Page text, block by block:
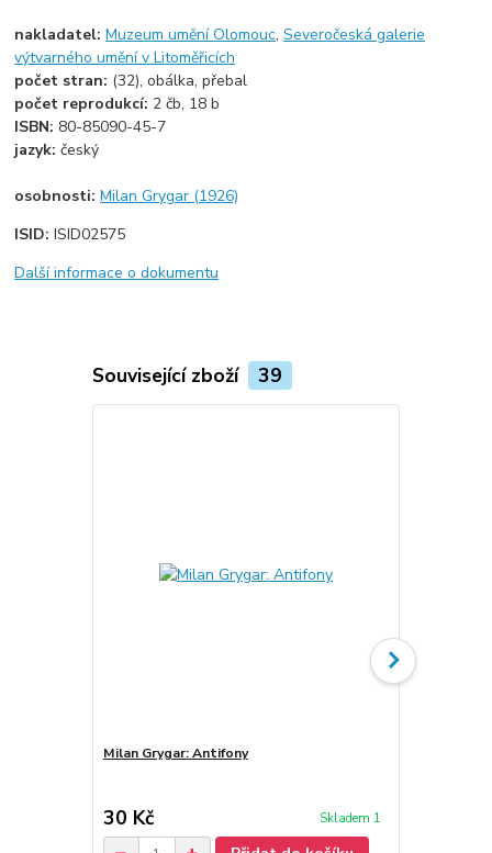
nakladatel:Muzeum umění Olomouc,Severočeská galerie
výtvarného umění v Litoměřicích
počet stran: (32), obálka, přebal
počet reprodukcí: 2 čb, 18 b
ISBN: 80-85090-45-7
jazyk:český
osobnosti:Milan Grygar (1926)
ISID:ISID02575
Další informace o dokumentu
Související zboží 39
Milan Grygar: Antifony
30 Kč Skladem 1